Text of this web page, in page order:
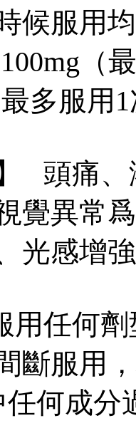
候服用
（
多服用
頭痛
覺異常
光感增
用任何
斷服用
任何成